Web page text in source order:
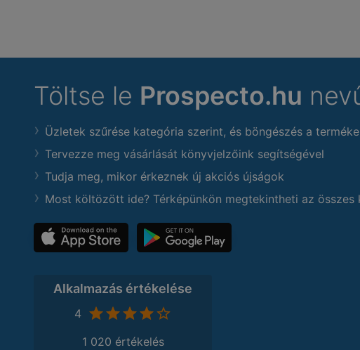
Töltse le Prospecto.hu
Üzletek szűrése kategória szerint, és böngészés a
Tervezze meg vásárlását könyvjelzőink segítségével
Tudja meg, mikor érkeznek új akciós újságok
Most költözött ide? Térképünkön megtekintheti az összes
Alkalmazás értékelése
4
1 020 értékelés